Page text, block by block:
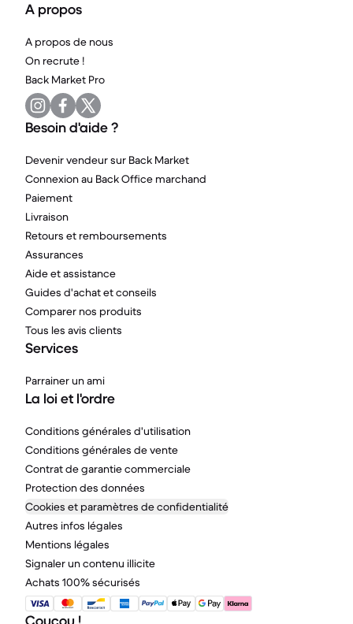
A propos
A propos de nous
On recrute !
Back Market Pro
Besoin d'aide ?
Devenir vendeur sur Back Market
Connexion au Back Office marchand
Paiement
Livraison
Retours et remboursements
Assurances
Aide et assistance
Guides d'achat et conseils
Comparer nos produits
Tous les avis clients
Services
Parrainer un ami
La loi et l'ordre
Conditions générales d'utilisation
Conditions générales de vente
Contrat de garantie commerciale
Protection des données
Cookies et paramètres de confidentialité
Autres infos légales
Mentions légales
Signaler un contenu illicite
Achats 100% sécurisés